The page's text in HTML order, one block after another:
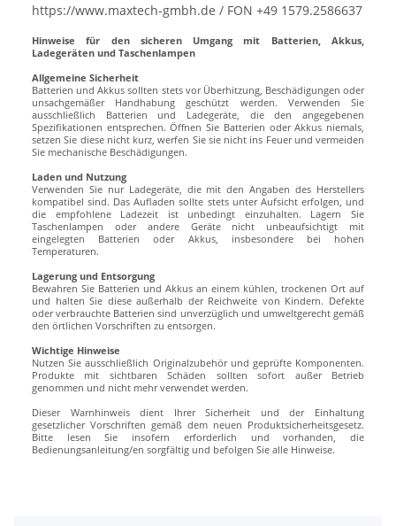
https://www.maxtech-gmbh.de / FON +49 1579.2586637
Hinweise für den sicheren Umgang mit Batterien, Akkus,
Ladegeräten und Taschenlampen
Allgemeine Sicherheit
Batterien und Akkus sollten stets vor Überhitzung, Beschädigungen oder
unsachgemäßer Handhabung geschützt werden. Verwenden Sie
ausschließlich Batterien und Ladegeräte, die den angegebenen
Spezifikationen entsprechen. Öffnen Sie Batterien oder Akkus niemals,
setzen Sie diese nicht kurz, werfen Sie sie nicht ins Feuer und vermeiden
Sie mechanische Beschädigungen.
Laden und Nutzung
Verwenden Sie nur Ladegeräte, die mit den Angaben des Herstellers
kompatibel sind. Das Aufladen sollte stets unter Aufsicht erfolgen, und
die empfohlene Ladezeit ist unbedingt einzuhalten. Lagern Sie
Taschenlampen oder andere Geräte nicht unbeaufsichtigt mit
eingelegten Batterien oder Akkus, insbesondere bei hohen
Temperaturen.
Lagerung und Entsorgung
Bewahren Sie Batterien und Akkus an einem kühlen, trockenen Ort auf
und halten Sie diese außerhalb der Reichweite von Kindern. Defekte
oder verbrauchte Batterien sind unverzüglich und umweltgerecht gemäß
den örtlichen Vorschriften zu entsorgen.
Wichtige Hinweise
Nutzen Sie ausschließlich Originalzubehör und geprüfte Komponenten.
Produkte mit sichtbaren Schäden sollten sofort außer Betrieb
genommen und nicht mehr verwendet werden.
Dieser Warnhinweis dient Ihrer Sicherheit und der Einhaltung
gesetzlicher Vorschriften gemäß dem neuen Produktsicherheitsgesetz.
Bitte lesen Sie insofern erforderlich und vorhanden, die
Bedienungsanleitung/en sorgfältig und befolgen Sie alle Hinweise.